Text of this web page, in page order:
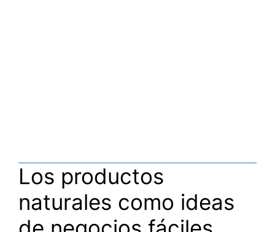
Los productos
naturales como ideas